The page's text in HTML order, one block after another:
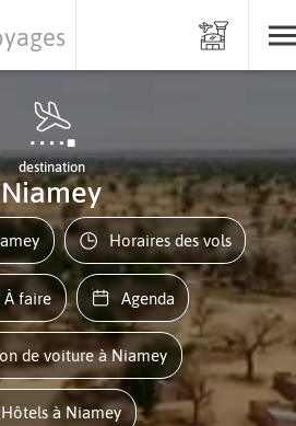
destination
Niamey
Horaires des vols
À faire Agenda
de voiture à Niamey
Hôtels à Niamey